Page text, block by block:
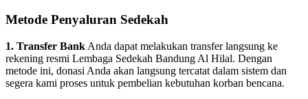
Metode Penyaluran Sedekah
1. Transfer Bank Anda dapat melakukan transfer langsung ke
rekening resmi Lembaga Sedekah Bandung Al Hilal. Dengan
metode ini, donasi Anda akan langsung tercatat dalam sistem dan
segera kami proses untuk pembelian kebutuhan korban bencana.